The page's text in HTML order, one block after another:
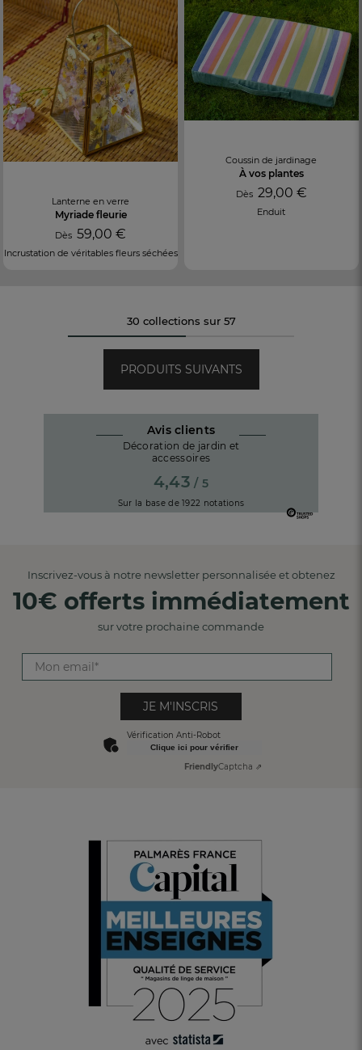
Lanterne en verre
Myriade fleurie
Dès59,00 €
Incrustation de véritables fleurs séchées
Coussin de jardinage
À vos plantes
Dès 29,00 €
Enduit
30 collections sur 57
PRODUITS SUIVANTS
Avis clients
Décoration de jardin et
accessoires
4,43 / 5
Sur la base de1922 notations
Inscrivez-vous à notre newsletter personnalisée et obtenez
10€ offerts immédiatement
sur votre prochaine commande
JE M'INSCRIS
Vérification Anti-Robot
Clique ici pour vérifier
FriendlyCaptcha ⇗